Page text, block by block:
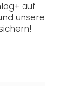
auf
unsere